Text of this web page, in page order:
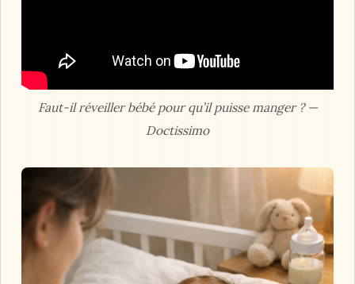
Faut-il réveiller bébé pour qu’il puisse manger ? —
Doctissimo